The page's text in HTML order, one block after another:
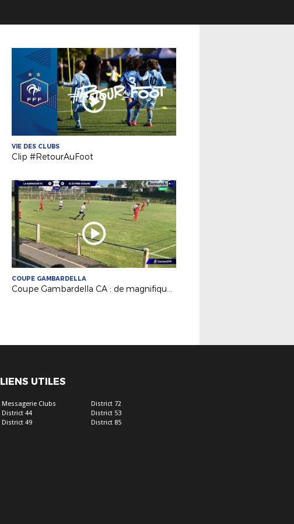
VIE DES CLUBS
Clip #RetourAuFoot
COUPE GAMBARDELLA
Coupe Gambardella CA : de magnifiques buts avec l'application REMATCH !
LIENS UTILES
Messagerie Clubs
District 44
District 49
District 72
District 53
District 85